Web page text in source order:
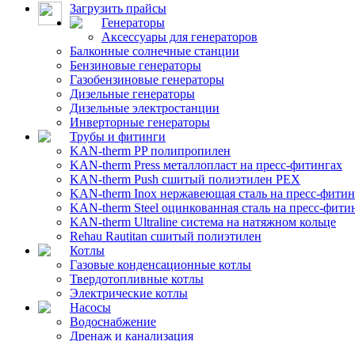
Загрузить прайсы
Генераторы
Аксессуары для генераторов
Балконные солнечные станции
Бензиновые генераторы
Газобензиновые генераторы
Дизельные генераторы
Дизельные электростанции
Инверторные генераторы
Трубы и фитинги
KAN-therm PP полипропилен
KAN-therm Рress металлопласт на пресс-фитингах
KAN-therm Push сшитый полиэтилен PEX
KAN-therm Inox нержавеющая сталь на пресс-
KAN-therm Steel оцинкованная сталь на пресс-
KAN-therm Ultraline система на натяжном кольце
Rehau Rautitan сшитый полиэтилен
Котлы
Газовые конденсационные котлы
Твердотопливные котлы
Электрические котлы
Насосы
Водоснабжение
Дренаж и канализация